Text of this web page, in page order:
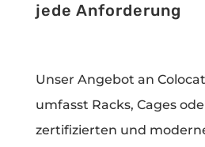
jede Anforderung
Unser Angebot an
umfasst Racks, Cages
zertifizierten und